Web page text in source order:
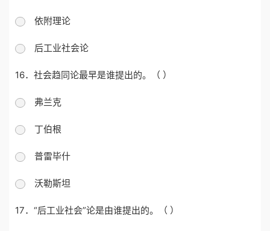
依附理论
后工业社会论
16．社会趋同论最早是谁提出的。（ ）
弗兰克
丁伯根
普雷毕什
沃勒斯坦
17．“后工业社会”论是由谁提出的。（ ）